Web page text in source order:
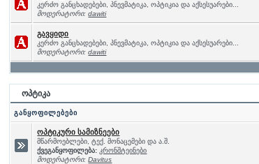
კერძო განცხადებები, პნევმატიკა, ოპტიკია და აქსესუარები...
მოდერატორი:dawiti
გავყიდი
კერძო განცხადებები, პნევმატიკა, ოპტიკია და აქსესუარები...
მოდერატორი:dawiti
ოპტიკა
განყოფილებები
ოპტიკური სამიზნეები
მწარმოებლები, ტექ. მონაცემები და ა.შ.
ქვეგანყოფილება: კრონშტეინები
მოდერატორი:Davitus